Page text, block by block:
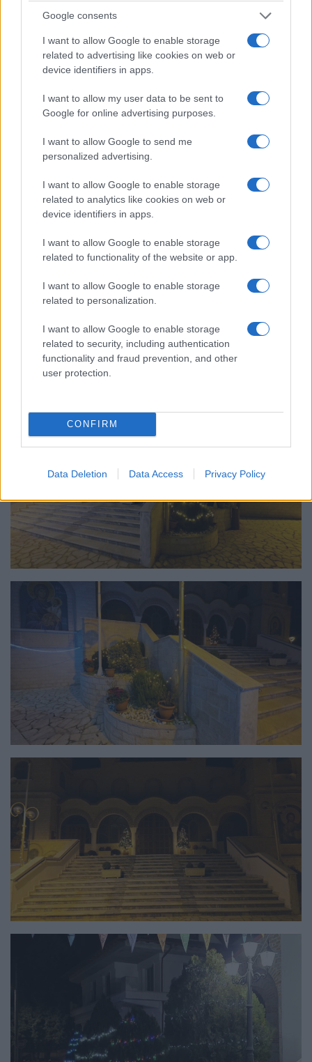
Google consents
I want to allow Google to enable storage
related to advertising like cookies on web or
device identifiers in apps.
I want to allow my user data to be sent to
Google for online advertising purposes.
I want to allow Google to send me
personalized advertising.
I want to allow Google to enable storage
related to analytics like cookies on web or
device identifiers in apps.
I want to allow Google to enable storage
related to functionality of the website or app.
I want to allow Google to enable storage
related to personalization.
I want to allow Google to enable storage
related to security, including authentication
functionality and fraud prevention, and other
user protection.
CONFIRM
Data Deletion Data Access Privacy Policy